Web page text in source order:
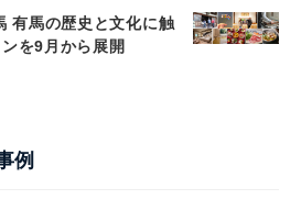
有馬の歴史と文化に触
を9月から展開
例